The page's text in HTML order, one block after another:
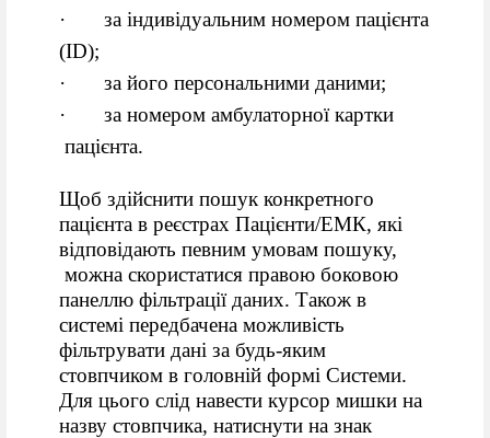
· за індивідуальним номером пацієнта
(ID);
· за його персональними даними;
· за номером амбулаторної картки
пацієнта.
Щоб здійснити пошук конкретного
пацієнта в реєстрах Пацієнти/ЕМК, які
відповідають певним умовам пошуку,
можна скористатися правою боковою
панеллю фільтрації даних. Також в
системі передбачена можливість
фільтрувати дані за будь-яким
стовпчиком в головній формі Системи.
Для цього слід навести курсор мишки на
назву стовпчика, натиснути на знак